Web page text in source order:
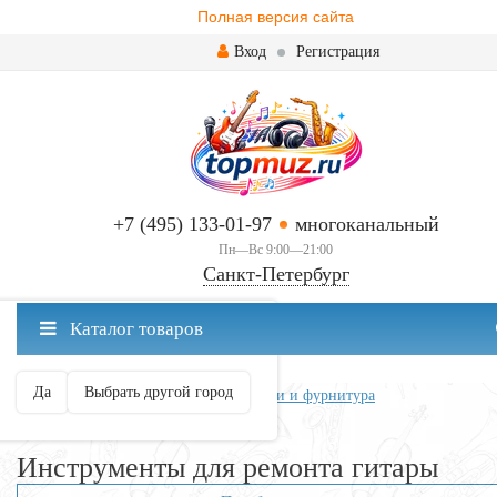
Полная версия сайта
Вход Регистрация
+7 (495) 133-01-97 многоканальный
Пн—Вс 9:00—21:00
Санкт-Петербург
Санкт-Петербург ваш город?
Да Выбрать другой город
Каталог товаров
Главная Всё для гитары
Запчасти и фурнитура
Инструменты для ремонта гитары